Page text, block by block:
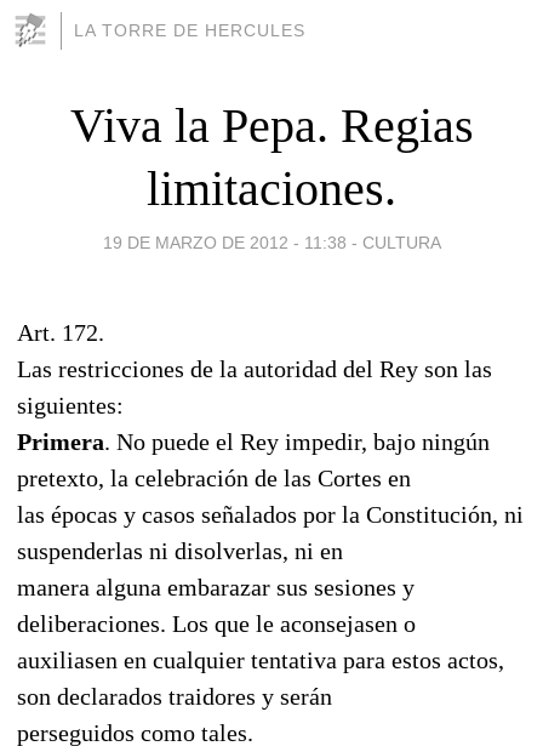
LA TORRE DE HERCULES
Viva la Pepa. Regias
limitaciones.
19 DE MARZO DE 2012 - 11:38 - CULTURA
Art. 172.
Las restricciones de la autoridad del Rey son las
siguientes:
Primera. No puede el Rey impedir, bajo ningún
pretexto, la celebración de las Cortes en
las épocas y casos señalados por la Constitución, ni
suspenderlas ni disolverlas, ni en
manera alguna embarazar sus sesiones y
deliberaciones. Los que le aconsejasen o
auxiliasen en cualquier tentativa para estos actos,
son declarados traidores y serán
perseguidos como tales.